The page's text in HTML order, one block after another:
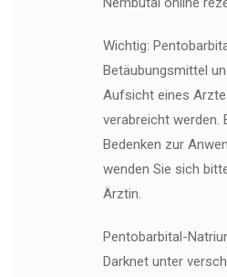
Wichtig:
Betäubungsmittel
Aufsicht eines
verabreicht werden.
Bedenken zur
wenden Sie sich
Ärztin.
Pentobarbital-
Darknet unter